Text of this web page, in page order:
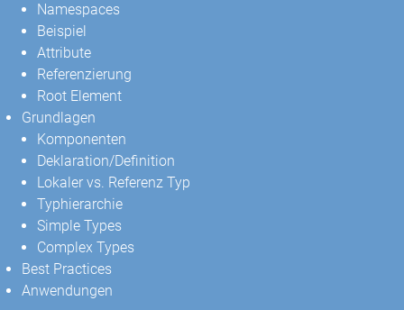
Namespaces
Beispiel
Attribute
Referenzierung
Root Element
Grundlagen
Komponenten
Deklaration/Definition
Lokaler vs. Referenz Typ
Typhierarchie
Simple Types
Complex Types
Best Practices
Anwendungen